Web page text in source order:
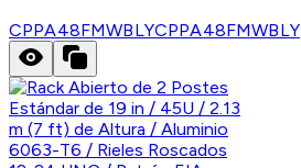
CPPA48FMWBLYCPPA48FMWBLY